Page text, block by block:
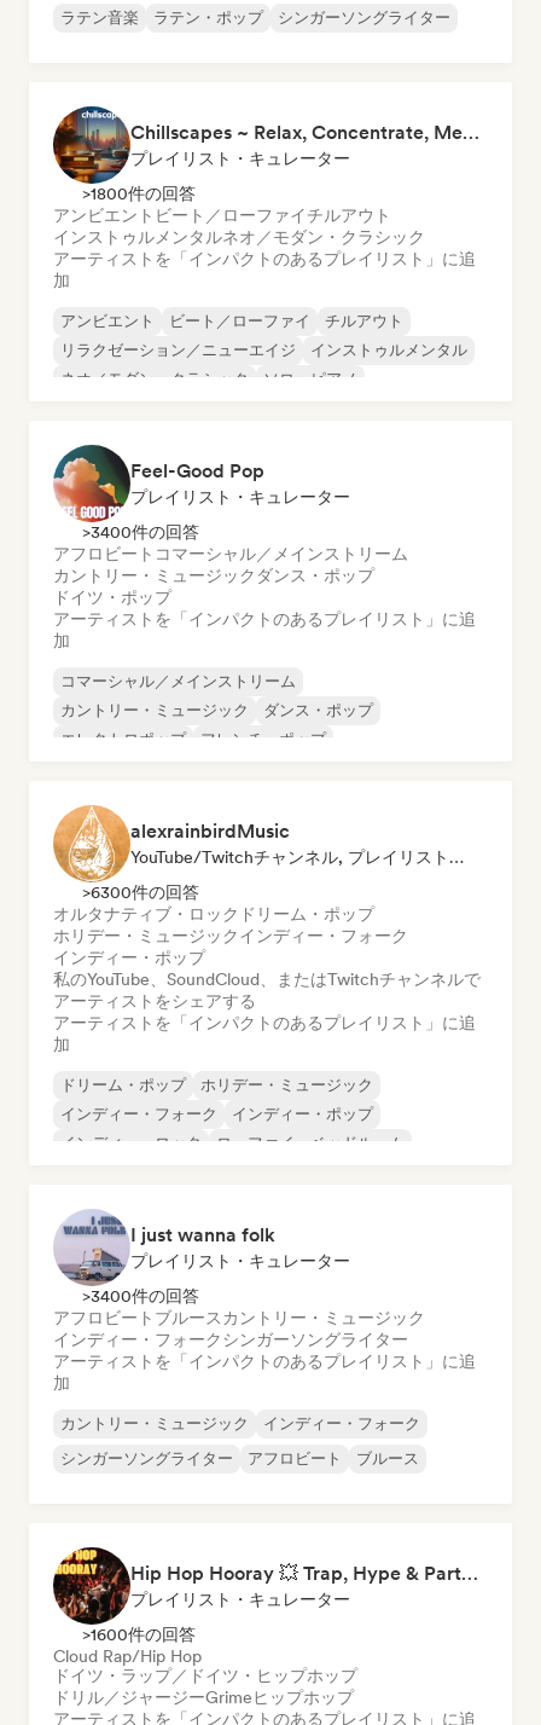
ラテン音楽
ラテン・ポップ シンガーソングライター
Chillscapes ~ Relax, Concentrate, Meditate, Sleep, Dream
プレイリスト・キュレーター
>1800件の回答
アンビエント ビート／ローファイチルアウト
インストゥルメンタルネオ／モダン・クラシック
アーティストを「インパクトのあるプレイリスト」に追
加
アンビエント ビート／ローファイ
チルアウト
リラクゼーション／ニューエイジ
インストゥルメンタル
ネオ／モダン・クラシック
ソロ・ピアノ
Feel-Good Pop
プレイリスト・キュレーター
>3400件の回答
アフロビート コマーシャル／メインストリーム
カントリー・ミュージック ダンス・ポップ
ドイツ・ポップ
アーティストを「インパクトのあるプレイリスト」に追
加
コマーシャル／メインストリーム
カントリー・ミュージック
ダンス・ポップ
エレクトロポップ
フレンチ・ポップ
alexrainbirdMusic
YouTube/Twitchチャンネル, プレイリスト・キュレーター
>6300件の回答
オルタナティブ・ロック ドリーム・ポップ
ホリデー・ミュージックインディー・フォーク
インディー・ポップ
私のYouTube、SoundCloud、またはTwitchチャンネルで
アーティストをシェアする
アーティストを「インパクトのあるプレイリスト」に追
加
ドリーム・ポップ
ホリデー・ミュージック
インディー・フォーク
インディー・ポップ
インディー・ロック
ローファイ・ベッドルーム
I just wanna folk
プレイリスト・キュレーター
>3400件の回答
アフロビート ブルース カントリー・ミュージック
インディー・フォークシンガーソングライター
アーティストを「インパクトのあるプレイリスト」に追
加
カントリー・ミュージック
インディー・フォーク
シンガーソングライター
アフロビート ブルース
Hip Hop Hooray 💥 Trap, Hype & Party Rap Bangers
プレイリスト・キュレーター
>1600件の回答
Cloud Rap/Hip Hop
ドイツ・ラップ／ドイツ・ヒップホップ
ドリル／ジャージーGrimeヒップホップ
アーティストを「インパクトのあるプレイリスト」に追